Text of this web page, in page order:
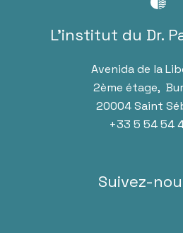
L’institut du Dr.
Avenida de la
2ème étage,
20004 Saint
+33 5 54 54
Suivez-